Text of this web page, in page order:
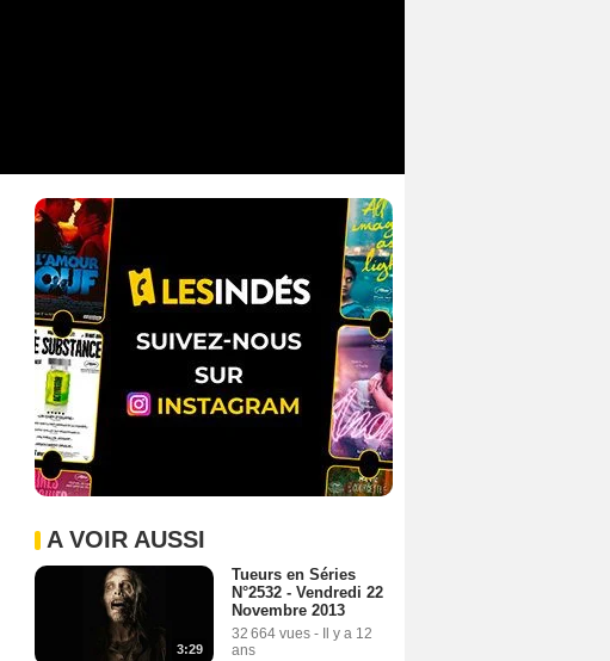
A VOIR AUSSI
3:29
Tueurs en Séries
N°2532 - Vendredi 22
Novembre 2013
32 664 vues - Il y a 12
ans